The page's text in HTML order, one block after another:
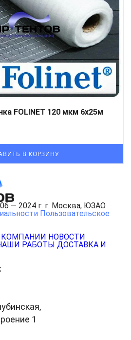
FOLINET 120 мкм 6x25м
— 2024 г. г. Москва, ЮЗАО
Пользовательское
КОМПАНИИ НОВОСТИ
РАБОТЫ ДОСТАВКА И
1